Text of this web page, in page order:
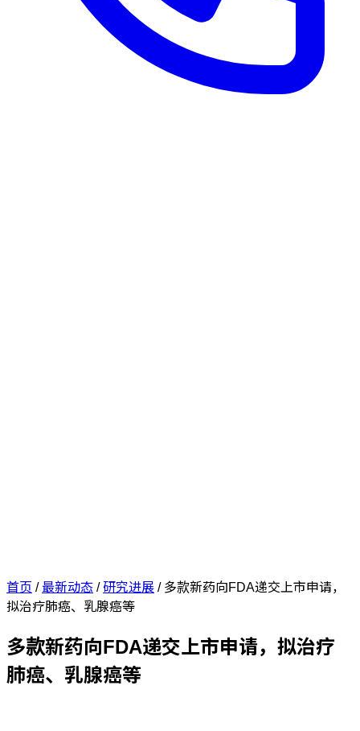
首页 /最新动态/研究进展/ 多款新药向FDA递交上市申请，
拟治疗肺癌、乳腺癌等
多款新药向FDA递交上市申请，拟治疗
肺癌、乳腺癌等